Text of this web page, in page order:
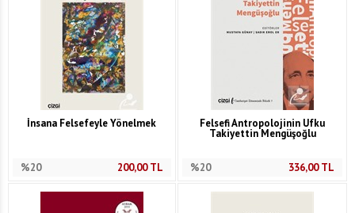
İnsana Felsefeyle Yönelmek
%20 200,00TL
Felsefi Antropolojinin Ufku
Takiyettin Mengüşoğlu
%20 336,00TL